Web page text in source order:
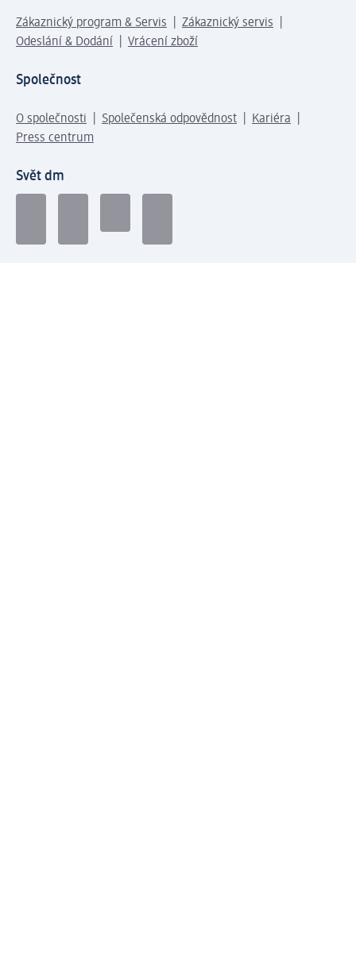
Zákaznický program & Servis
Zákaznický servis
Odeslání & Dodání
Vrácení zboží
Společnost
O společnosti Společenská odpovědnost
Kariéra
Press centrum
Svět dm